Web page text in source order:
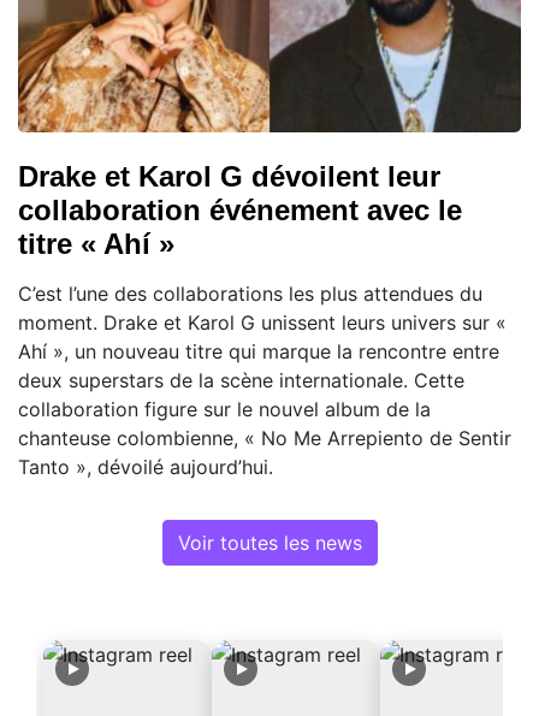
Drake et Karol G dévoilent leur
collaboration événement avec le
titre « Ahí »
C’est l’une des collaborations les plus attendues du
moment. Drake et Karol G unissent leurs univers sur «
Ahí », un nouveau titre qui marque la rencontre entre
deux superstars de la scène internationale. Cette
collaboration figure sur le nouvel album de la
chanteuse colombienne, « No Me Arrepiento de Sentir
Tanto », dévoilé aujourd’hui.
Voir toutes les news